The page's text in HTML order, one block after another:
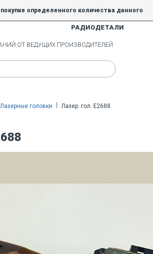
определенного количества данного
РАДИОДЕТАЛИ
ОТ ВЕДУЩИХ ПРОИЗВОДИТЕЛЕЙ
Лазерные головки Лазер. гол. E2688